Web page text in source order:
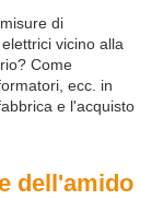
di
vicino alla
Come
ecc. in
e l'acquisto
dell'amido